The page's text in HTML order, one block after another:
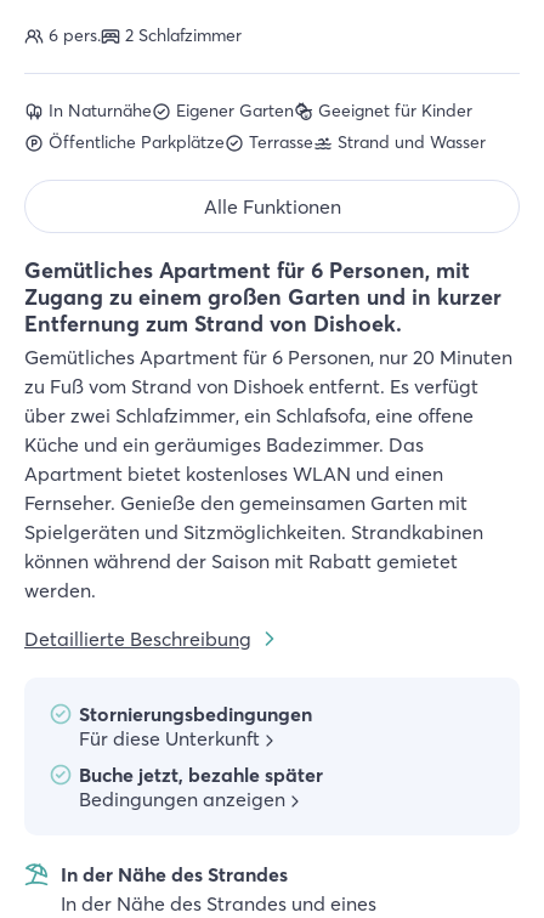
Gemütliches Apartment für 6 Personen, mit
Zugang zu einem großen Garten und in kurzer
Entfernung zum Strand von Dishoek.
Gemütliches Apartment für 6 Personen, nur 20 Minuten
zu Fuß vom Strand von Dishoek entfernt. Es verfügt
über zwei Schlafzimmer, ein Schlafsofa, eine offene
Küche und ein geräumiges Badezimmer. Das
Apartment bietet kostenloses WLAN und einen
Fernseher. Genieße den gemeinsamen Garten mit
Spielgeräten und Sitzmöglichkeiten. Strandkabinen
können während der Saison mit Rabatt gemietet
werden.
Detaillierte Beschreibung
Stornierungsbedingungen
Für diese Unterkunft
Buche jetzt, bezahle später
Bedingungen anzeigen
In der Nähe des Strandes
In der Nähe des Strandes und eines
In Naturnähe Eigener Garten
Geeignet für Kinder
Öffentliche Parkplätze
Terrasse Strand und Wasser
Alle Funktionen
6 pers. 2 Schlafzimmer